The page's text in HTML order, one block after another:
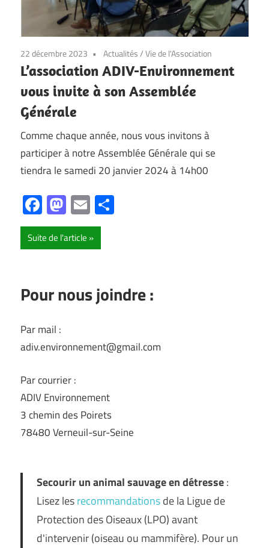
22 décembre 2023 Actualités/Vie de l'Association
L’association ADIV-Environnement
vous invite à son Assemblée
Générale
Comme chaque année, nous vous invitons à
participer à notre Assemblée Générale qui se
tiendra le samedi 20 janvier 2024 à 14h00
Facebook
Mastodon
Email
Suite de l'article
Pour nous joindre :
Par mail :
adiv.environnement@gmail.com
Par courrier :
ADIV Environnement
3 chemin des Poirets
78480 Verneuil-sur-Seine
Secourir un animal sauvage en détresse:
Lisez lesrecommandationsde la Ligue de
Protection des Oiseaux (LPO) avant
d'intervenir (oiseau ou mammifère). Pour un